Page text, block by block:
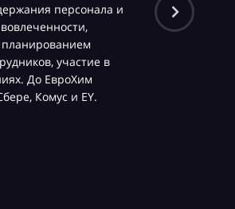
персонала и
участие в
До ЕвроХим
Комус и EY.